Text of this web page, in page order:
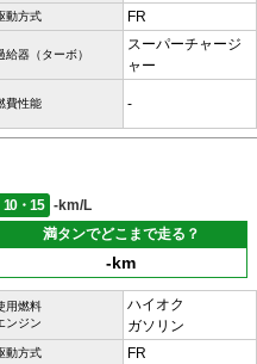
動方式 FR
給器（ターボ）
スーパーチャージ
ャー
費性能 -
10・15
-km/L
満タンでどこまで走る？
-km
用燃料
ンジン
ハイオク
ガソリン
動方式 FR